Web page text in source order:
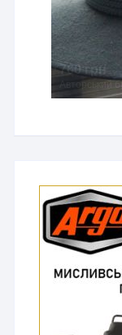
760 грн
Авторський